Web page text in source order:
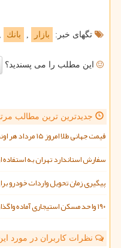
تگهای خبر: بازار بانك
این مطلب را می پسندید؟
جدیدترین ترین مطالب
قیمت جهانی طلا امروز ۱۵ مرداد هر اونس به ۴۲۶۵ دلار و ۲۲ سنت رسید
سفارش استاندارد تهران به استفاده
پیگیری زمان تحویل واردات خودرو
۱۹۰ واحد مسکن استیجاری آماده واگذاری به زوج های جوان است
نظرات کاربران در مورد